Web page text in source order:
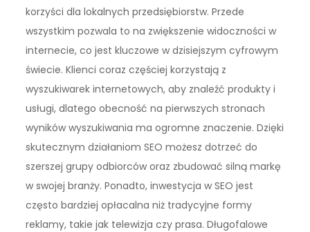
korzyści dla lokalnych przedsiębiorstw. Przede
wszystkim pozwala to na zwiększenie widoczności w
internecie, co jest kluczowe w dzisiejszym cyfrowym
świecie. Klienci coraz częściej korzystają z
wyszukiwarek internetowych, aby znaleźć produkty i
usługi, dlatego obecność na pierwszych stronach
wyników wyszukiwania ma ogromne znaczenie. Dzięki
skutecznym działaniom SEO możesz dotrzeć do
szerszej grupy odbiorców oraz zbudować silną markę
w swojej branży. Ponadto, inwestycja w SEO jest
często bardziej opłacalna niż tradycyjne formy
reklamy, takie jak telewizja czy prasa. Długofalowe